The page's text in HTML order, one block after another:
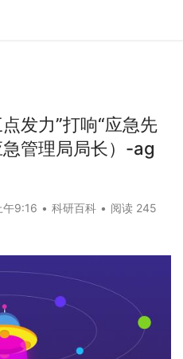
发力”打响“应急先
管理局局长）-ag
午9:16 • 科研百科 • 阅读 245